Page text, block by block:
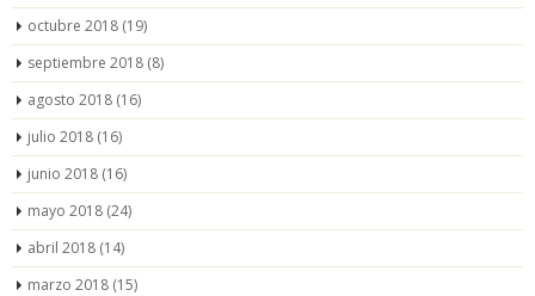
octubre 2018 (19)
septiembre 2018 (8)
agosto 2018 (16)
julio 2018 (16)
junio 2018 (16)
mayo 2018 (24)
abril 2018 (14)
marzo 2018 (15)